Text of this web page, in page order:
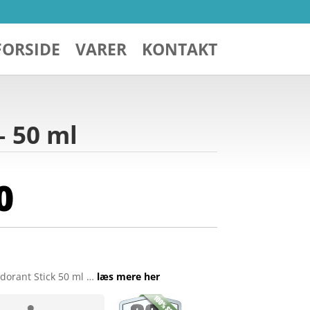
VARER KONTAKT
50 ml
Stick 50 ml … læs mere her